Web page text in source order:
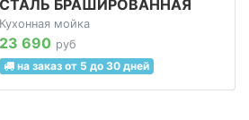
СТАЛЬ БРАШИРОВАННАЯ
Кухонная мойка
23 690 руб
на заказ от 5 до 30 дней